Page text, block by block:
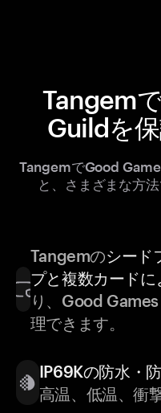
Tangem
Guildを
TangemでGood
と、さまざまな方
Tangemのシード
プと複数カード
り、Good
理できます。
IP69Kの防水・
高温、低温、衝